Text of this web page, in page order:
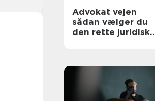
Advokat vejen
sådan vælger du
den rette juridiske